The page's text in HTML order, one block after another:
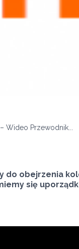
Przewodnik...
do obejrzenia
się